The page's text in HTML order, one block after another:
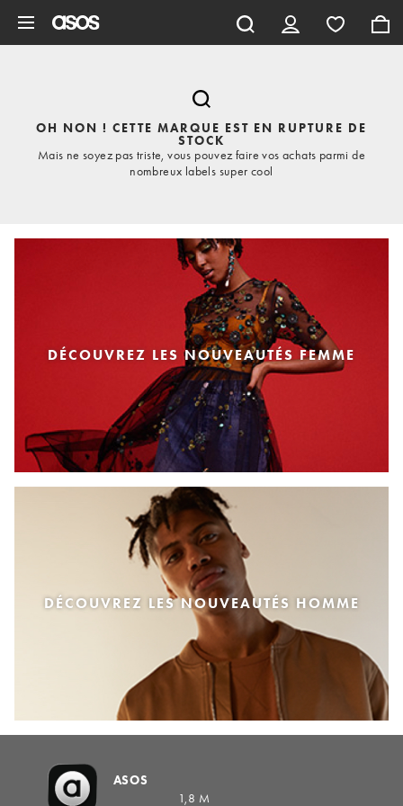
OH NON ! CETTE MARQUE EST EN RUPTURE DE
STOCK
Mais ne soyez pas triste, vous pouvez faire vos achats parmi de
nombreux labels super cool
DÉCOUVREZ LES NOUVEAUTÉS FEMME
DÉCOUVREZ LES NOUVEAUTÉS HOMME
ASOS
1,8 M